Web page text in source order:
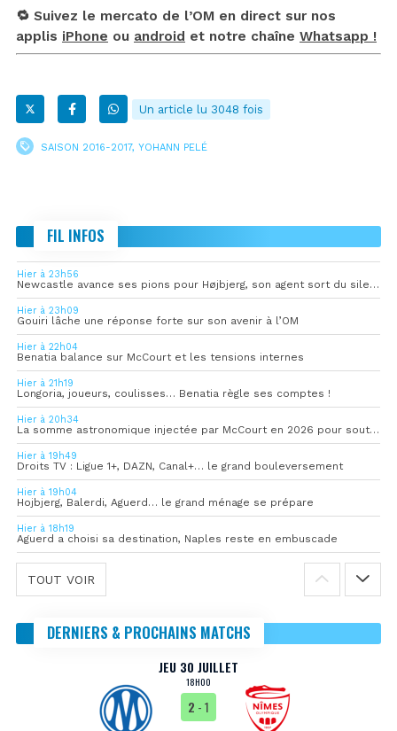
🔁 Suivez le mercato de l’OM en direct sur nos
applis iPhone ou android et notre chaîne Whatsapp !
Un article lu 3048 fois
SAISON 2016-2017, YOHANN PELÉ
FIL INFOS
Hier à 23h56
Newcastle avance ses pions pour Højbjerg, son agent sort du silence
Hier à 23h09
Gouiri lâche une réponse forte sur son avenir à l’OM
Hier à 22h04
Benatia balance sur McCourt et les tensions internes
Hier à 21h19
Longoria, joueurs, coulisses… Benatia règle ses comptes !
Hier à 20h34
La somme astronomique injectée par McCourt en 2026 pour soutenir l’OM
Hier à 19h49
Droits TV : Ligue 1+, DAZN, Canal+… le grand bouleversement
Hier à 19h04
Hojbjerg, Balerdi, Aguerd… le grand ménage se prépare
Hier à 18h19
Aguerd a choisi sa destination, Naples reste en embuscade
TOUT VOIR
DERNIERS & PROCHAINS MATCHS
JEU 30 JUILLET
18H00
2 - 1